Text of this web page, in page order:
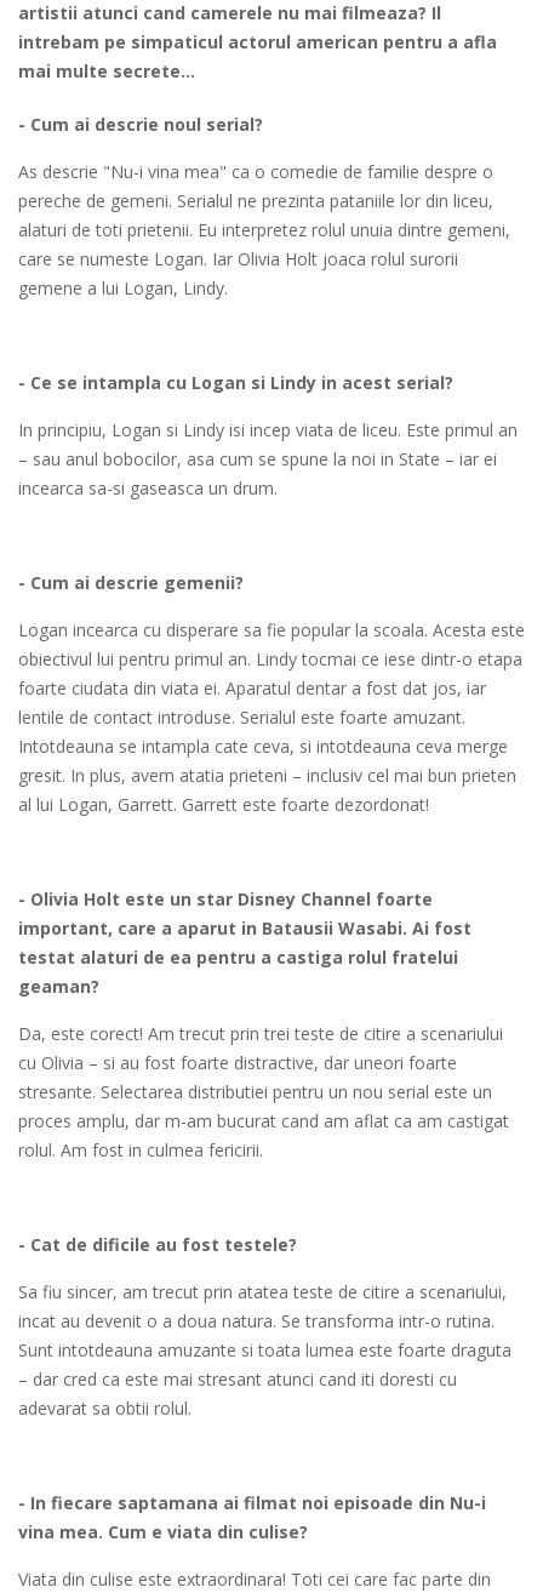
artistii atunci cand camerele nu mai filmeaza? Il
intrebam pe simpaticul actorul american pentru a afla
mai multe secrete...
- Cum ai descrie noul serial?
As descrie "Nu-i vina mea" ca o comedie de familie despre o
pereche de gemeni. Serialul ne prezinta pataniile lor din liceu,
alaturi de toti prietenii. Eu interpretez rolul unuia dintre gemeni,
care se numeste Logan. Iar Olivia Holt joaca rolul surorii
gemene a lui Logan, Lindy.
- Ce se intampla cu Logan si Lindy in acest serial?
In principiu, Logan si Lindy isi incep viata de liceu. Este primul an
– sau anul bobocilor, asa cum se spune la noi in State – iar ei
incearca sa-si gaseasca un drum.
- Cum ai descrie gemenii?
Logan incearca cu disperare sa fie popular la scoala. Acesta este
obiectivul lui pentru primul an. Lindy tocmai ce iese dintr-o etapa
foarte ciudata din viata ei. Aparatul dentar a fost dat jos, iar
lentile de contact introduse. Serialul este foarte amuzant.
Intotdeauna se intampla cate ceva, si intotdeauna ceva merge
gresit. In plus, avem atatia prieteni – inclusiv cel mai bun prieten
al lui Logan, Garrett. Garrett este foarte dezordonat!
- Olivia Holt este un star Disney Channel foarte
important, care a aparut in Batausii Wasabi. Ai fost
testat alaturi de ea pentru a castiga rolul fratelui
geaman?
Da, este corect! Am trecut prin trei teste de citire a scenariului
cu Olivia – si au fost foarte distractive, dar uneori foarte
stresante. Selectarea distributiei pentru un nou serial este un
proces amplu, dar m-am bucurat cand am aflat ca am castigat
rolul. Am fost in culmea fericirii.
- Cat de dificile au fost testele?
Sa fiu sincer, am trecut prin atatea teste de citire a scenariului,
incat au devenit o a doua natura. Se transforma intr-o rutina.
Sunt intotdeauna amuzante si toata lumea este foarte draguta
– dar cred ca este mai stresant atunci cand iti doresti cu
adevarat sa obtii rolul.
- In fiecare saptamana ai filmat noi episoade din Nu-i
vina mea. Cum e viata din culise?
Viata din culise este extraordinara! Toti cei care fac parte din